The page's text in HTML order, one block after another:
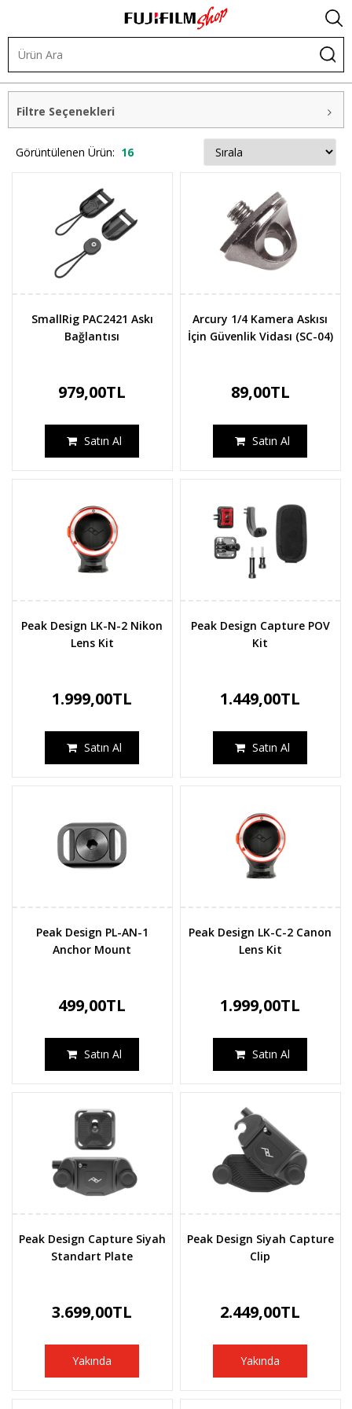
Diğer Ürünler Askılar Askı Aksesuarları
Filtre Seçenekleri
Görüntülenen Ürün: 16
SmallRig PAC2421 Askı
Bağlantısı
979,00TL
Satın Al
Arcury 1/4 Kamera Askısı
İçin Güvenlik Vidası (SC-04)
89,00TL
Satın Al
Peak Design LK-N-2 Nikon
Lens Kit
1.999,00TL
Satın Al
Peak Design Capture POV
Kit
1.449,00TL
Satın Al
Peak Design PL-AN-1
Anchor Mount
499,00TL
Satın Al
Peak Design LK-C-2 Canon
Lens Kit
1.999,00TL
Satın Al
Peak Design Capture Siyah
Standart Plate
3.699,00TL
Yakında
Peak Design Siyah Capture
Clip
2.449,00TL
Yakında